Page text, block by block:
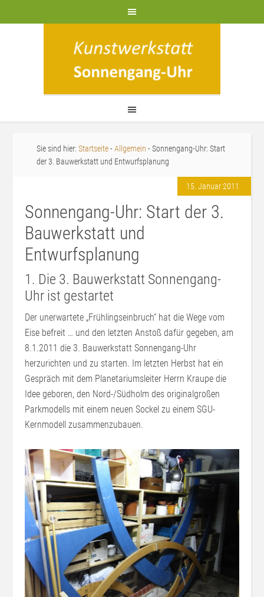
Sie sind hier:Startseite-Allgemein - Sonnengang-Uhr: Start
der 3. Bauwerkstatt und Entwurfsplanung
15. Januar 2011
Sonnengang-Uhr: Start der 3.
Bauwerkstatt und
Entwurfsplanung
1. Die 3. Bauwerkstatt Sonnengang-
Uhr ist gestartet
Der unerwartete „Frühlingseinbruch“ hat die Wege vom
Eise befreit … und den letzten Anstoß dafür gegeben, am
8.1.2011 die 3. Bauwerkstatt Sonnengang-Uhr
herzurichten und zu starten. Im letzten Herbst hat ein
Gespräch mit dem Planetariumsleiter Herrn Kraupe die
Idee geboren, den Nord-/Südholm des originalgroßen
Parkmodells mit einem neuen Sockel zu einem SGU-
Kernmodell zusammenzubauen.